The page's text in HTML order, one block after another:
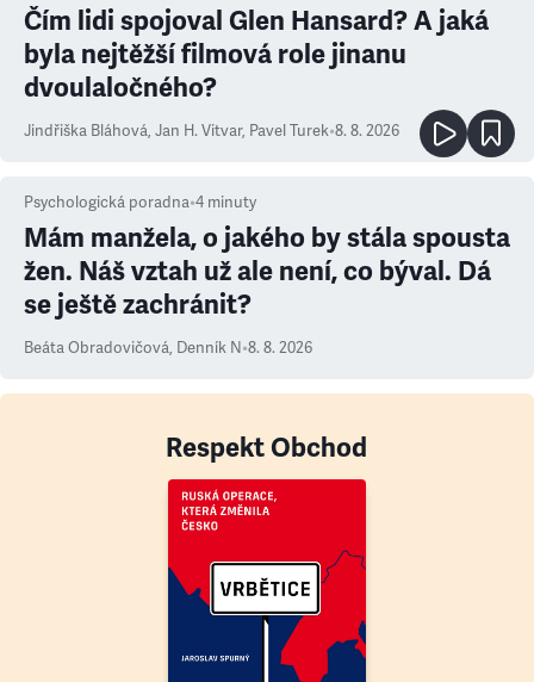
Čím lidi spojoval Glen Hansard? A jaká
byla nejtěžší filmová role jinanu
dvoulaločného?
Jindřiška Bláhová, Jan H. Vitvar, Pavel Turek•8. 8. 2026
Psychologická poradna•4 minuty
Mám manžela, o jakého by stála spousta
žen. Náš vztah už ale není, co býval. Dá
se ještě zachránit?
Beáta Obradovičová, Denník N•8. 8. 2026
Respekt Obchod